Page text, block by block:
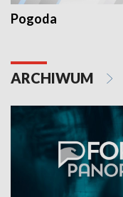
Pogoda
ARCHIWUM